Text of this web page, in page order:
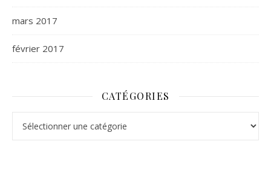
mars 2017
février 2017
CATÉGORIES